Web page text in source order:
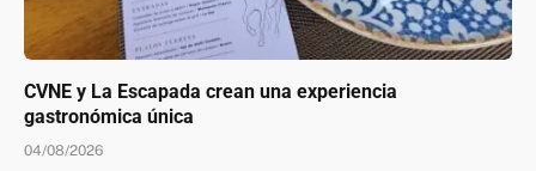
CVNE y La Escapada crean una experiencia
gastronómica única
04/08/2026